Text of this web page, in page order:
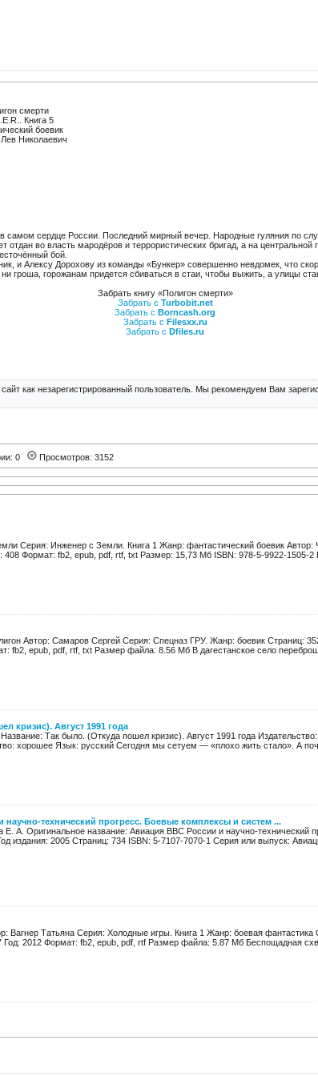
смерти
Книга 5
боевик
Николаевич
самом сердце России. Последний мирный вечер. Народные гуляния по
отдан во власть мародёров и террористических бригад, а на центральной
бой.
и Алексу Дорохову из команды «Бункер» совершенно невдомек, что
гроша, горожанам придется сбиваться в стаи, чтобы выжить, а улицы
Забрать книгу «Полигон смерти»
Забрать с Turbobit.net
Забрать с Borncash.org
Забрать с Filesxx.ru
Забрать с Dfiles.ru
как незарегистрированный пользователь. Мы рекомендуем Вам
0 Просмотров: 3152
Серия: Инженер с Земли. Книга 1 Жанр: фантастический боевик Автор:
408 Формат: fb2, epub, pdf, rtf, txt Размер: 15,73 Мб ISBN: 978-5-9922-1505-2
Автор: Самаров Сергей Серия: Спецназ ГРУ. Жанр: боевик Страниц:
fb2, epub, pdf, rtf, txt Размер файла: 8.56 Мб В дагестанское село
кризис). Август 1991 года
Так было. (Откуда пошел кризис). Август 1991 года
хорошее Язык: русский Сегодня мы сетуем — «плохо жить стало». А
технический прогресс. Боевые комплексы и систем ...
Е. А. Оригинальное название: Авиация ВВС России и научно-технический
издания: 2005 Страниц: 734 ISBN: 5-7107-7070-1 Серия или выпуск:
Вагнер Татьяна Серия: Холодные игры. Книга 1 Жанр: боевая
Год: 2012 Формат: fb2, epub, pdf, rtf Размер файла: 5.87 Мб Беспощадная